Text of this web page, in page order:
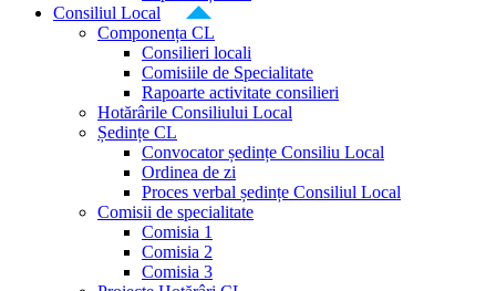
Consiliul Local
Componența CL
Consilieri locali
Comisiile de Specialitate
Rapoarte activitate consilieri
Hotărârile Consiliului Local
Ședințe CL
Convocator ședințe Consiliu Local
Ordinea de zi
Proces verbal ședințe Consiliul Local
Comisii de specialitate
Comisia 1
Comisia 2
Comisia 3